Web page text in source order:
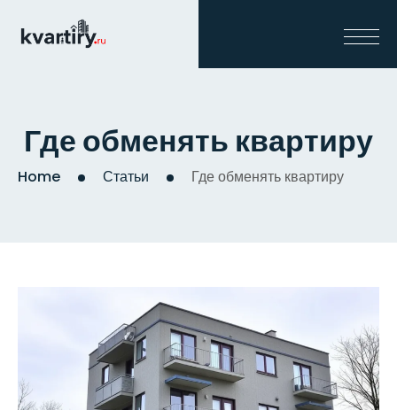
Где обменять квартиру
Home Статьи Где обменять квартиру